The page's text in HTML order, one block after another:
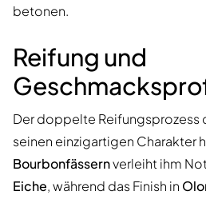
betonen.
Reifung und
Der doppelte Reifungsprozess
seinen einzigartigen Charakter
Bourbonfässernverleiht ihm
Eiche, während das Finish in